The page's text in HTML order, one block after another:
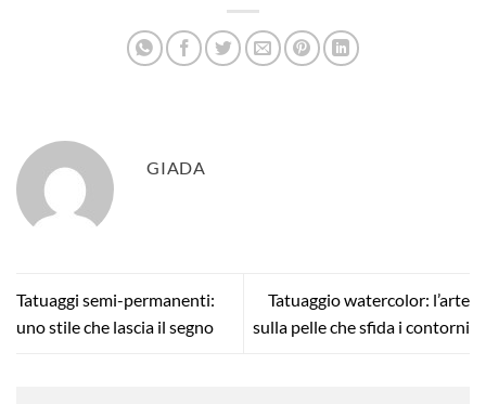
GIADA
Tatuaggi semi-permanenti:
uno stile che lascia il segno
Tatuaggio watercolor: l’arte
sulla pelle che sfida i contorni